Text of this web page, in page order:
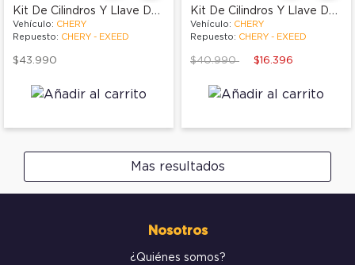
Kit De Cilindros Y Llave De Puertas
Vehículo: CHERY
Repuesto: CHERY - EXEED
$43.990
Kit De Cilindros Y Llave De Puertas
Vehículo: CHERY
Repuesto: CHERY - EXEED
Price reduced from
$40.990to $16.396
Mas resultados
Nosotros
¿Quiénes somos?